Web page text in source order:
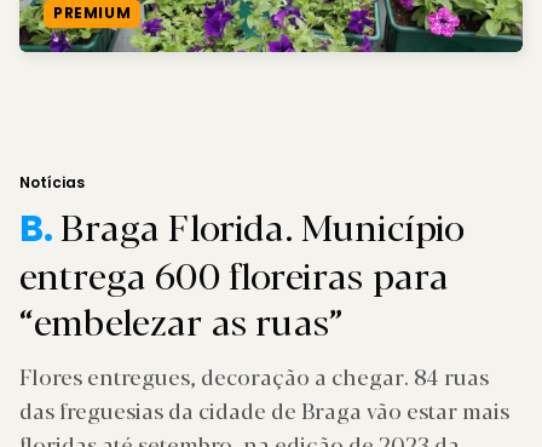
PREMIUM
Notícias
B.Braga Florida. Município
entrega 600 floreiras para
“embelezar as ruas”
Flores entregues, decoração a chegar. 84 ruas
das freguesias da cidade de Braga vão estar mais